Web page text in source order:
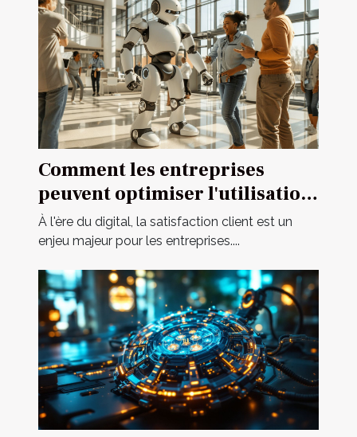
Comment les entreprises
peuvent optimiser l'utilisation
d'assistants IA pour le service
client
À l'ère du digital, la satisfaction client est un
enjeu majeur pour les entreprises....